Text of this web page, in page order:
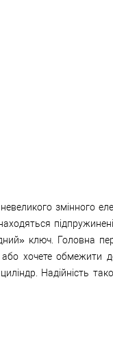
змінного
підпружинені
ключ. Головна
хочете обмежити
Надійність